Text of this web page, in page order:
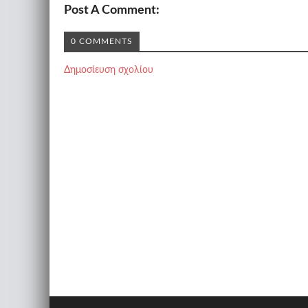
Post A Comment:
0 COMMENTS
Δημοσίευση σχολίου